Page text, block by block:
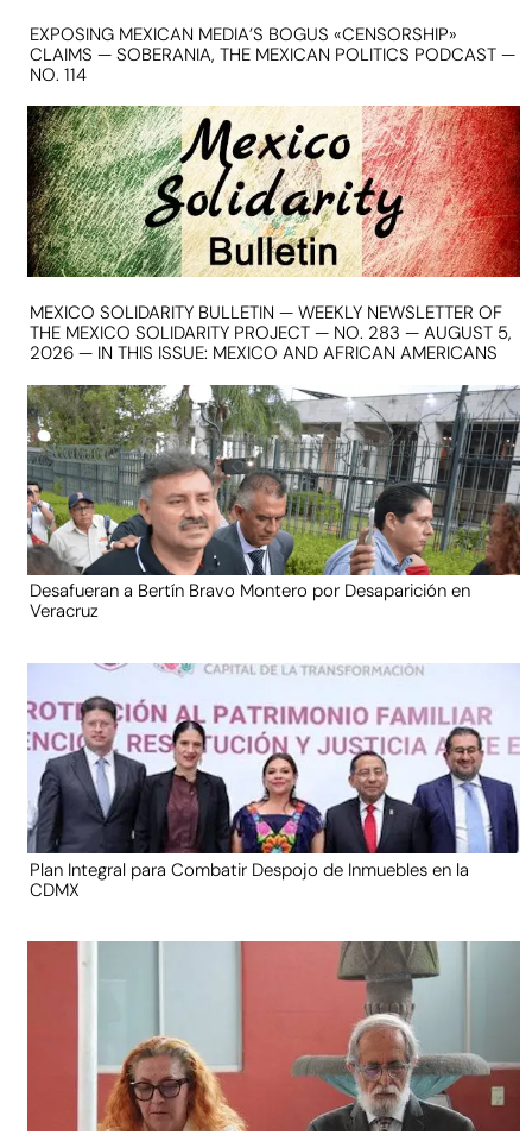
EXPOSING MEXICAN MEDIA’S BOGUS «CENSORSHIP»
CLAIMS — SOBERANIA, THE MEXICAN POLITICS PODCAST —
NO. 114
MEXICO SOLIDARITY BULLETIN — WEEKLY NEWSLETTER OF
THE MEXICO SOLIDARITY PROJECT — NO. 283 — AUGUST 5,
2026 — IN THIS ISSUE: MEXICO AND AFRICAN AMERICANS
Desafueran a Bertín Bravo Montero por Desaparición en
Veracruz
Plan Integral para Combatir Despojo de Inmuebles en la
CDMX